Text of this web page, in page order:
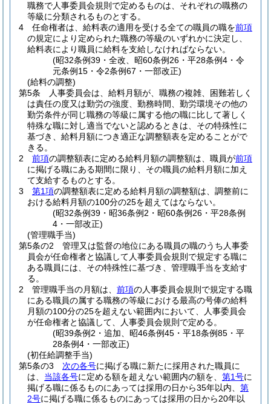
職務で人事委員会規則で定めるものは、それぞれの職務の
等級に分類されるものとする。
4
任命権者は、給料表の適用を受ける全ての職員の職を前項
の規定により定められた職務の等級のいずれかに決定し、
給料表により職員に給料を支給しなければならない。
(昭32条例39・全改、昭60条例26・平28条例4・令
元条例15・令2条例67・一部改正)
(給料の調整)
第5条
人事委員会は、給料月額が、職務の複雑、困難若しく
は責任の度又は勤労の強度、勤務時間、勤労環境その他の
勤労条件が同じ職務の等級に属する他の職に比して著しく
特殊な職に対し適当でないと認めるときは、その特殊性に
基づき、給料月額につき適正な調整額表を定めることがで
きる。
2
前項の調整額表に定める給料月額の調整額は、職員が前項
に掲げる職にある期間に限り、その職員の給料月額に加え
て支給するものとする。
3
第1項の調整額表に定める給料月額の調整額は、調整前に
おける給料月額の100分の25を超えてはならない。
(昭32条例39・昭36条例2・昭60条例26・平28条例
4・一部改正)
(管理職手当)
第5条の2
管理又は監督の地位にある職員の職のうち人事委
員会が任命権者と協議して人事委員会規則で規定する職に
ある職員には、その特殊性に基づき、管理職手当を支給す
る。
2
管理職手当の月額は、 前項の人事委員会規則で規定する職
にある職員の属する職務の等級における最高の号俸の給料
月額の100分の25を超えない範囲内において、人事委員会
が任命権者と協議して、人事委員会規則で定める。
(昭39条例2・追加、昭46条例45・平18条例85・平
28条例4・一部改正)
(初任給調整手当)
第5条の3
次の各号に掲げる職に新たに採用された職員に
は、 当該各号に定める額を超えない範囲内の額を、 第1号に
掲げる職に係るものにあっては採用の日から35年以内、 第
2号に掲げる職に係るものにあっては採用の日から20年以